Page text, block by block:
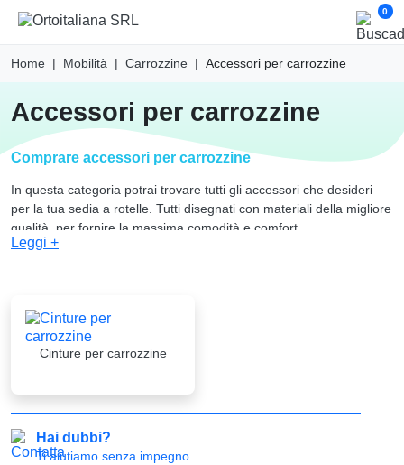
0
Home Mobilità Carrozzine Accessori per carrozzine
accessori per carrozzine
Comprare accessori per carrozzine
In questa categoria potrai trovare tutti gli accessori che desideri
per la tua sedia a rotelle. Tutti disegnati con materiali della migliore
qualità, per fornire la massima comodità e comfort.
Leggi +
Cinture per carrozzine
Hai dubbi?
Ti aiutiamo senza impegno